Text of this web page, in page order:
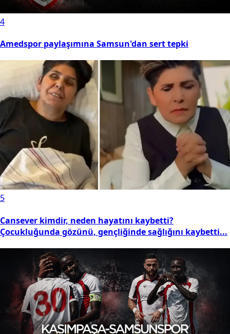
4
Amedspor paylaşımına Samsun'dan sert tepki
5
Cansever kimdir, neden hayatını kaybetti?
Çocukluğunda gözünü, gençliğinde sağlığını kaybetti...